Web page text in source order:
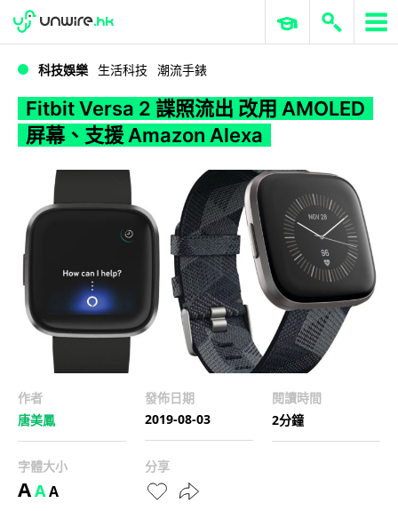
WWDC 2026 ERP 與商業 AI
科技娛樂 生活科技 潮流手錶
Fitbit Versa 2 諜照流出 改用 AMOLED
屏幕、支援 Amazon Alexa
作者
唐美鳳
發佈日期
2019-08-03
閱讀時間
2分鐘
字體大小
AAA
分享